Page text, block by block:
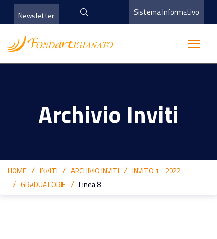
Newsletter Sistema Informativo
Archivio Inviti
HOME INVITI ARCHIVIO INVITI
INVITO 1 - 2022
GRADUATORIE
Linea 8